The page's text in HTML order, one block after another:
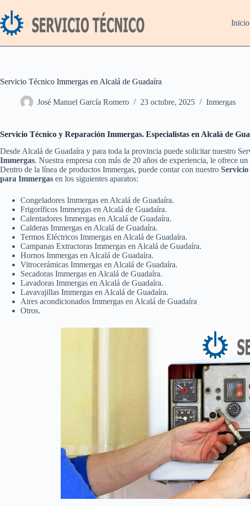
al
contenido
Inicio
Servicio Técnico Immergas en Alcalá de Guadaíra
José Manuel García Romero 23 octubre, 2025 Inmergas
Servicio Técnico y Reparación Immergas. Especialistas en Alcalá de
Desde Alcalá de Guadaíra y para toda la provincia puede solicitar nuestro
Immergas. Nuestra empresa con más de 20 años de experiencia, le ofrece
Dentro de la línea de productos Immergas, puede contar con nuestro
para Immergas en los siguientes aparatos:
Congeladores Immergas en Alcalá de Guadaíra.
Frigoríficos Immergas en Alcalá de Guadaíra.
Calentadores Immergas en Alcalá de Guadaíra.
Calderas Immergas en Alcalá de Guadaíra.
Termos Eléctricos Immergas en Alcalá de Guadaíra.
Campanas Extractoras Immergas en Alcalá de Guadaíra.
Hornos Immergas en Alcalá de Guadaíra.
Vitrocerámicas Immergas en Alcalá de Guadaíra.
Secadoras Immergas en Alcalá de Guadaíra.
Lavadoras Immergas en Alcalá de Guadaíra.
Lavavajillas Immergas en Alcalá de Guadaíra.
Aires acondicionados Immergas en Alcalá de Guadaíra
Otros.